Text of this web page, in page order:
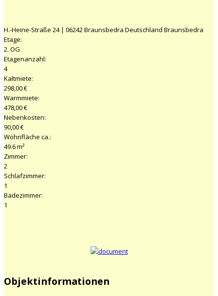
H.-Heine-Straße 24 | 06242 Braunsbedra Deutschland Braunsbedra
Etage:
2. OG
Etagenanzahl:
4
Kaltmiete:
298,00 €
Warmmiete:
478,00 €
Nebenkosten:
90,00 €
Wohnfläche ca.:
49.6 m²
Zimmer:
2
Schlafzimmer:
1
Badezimmer:
1
Objektinformationen